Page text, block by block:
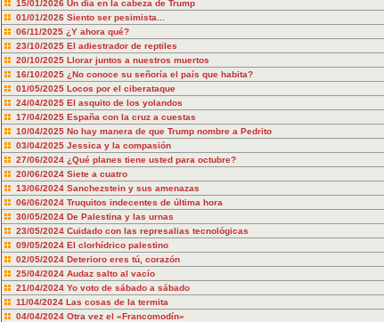
15/01/2026 Un día en la cabeza de Trump
01/01/2026 Siento ser pesimista...
06/11/2025 ¿Y ahora qué?
23/10/2025 El adiestrador de reptiles
20/10/2025 Llorar juntos a nuestros muertos
16/10/2025 ¿No conoce su señoría el país que habita?
01/05/2025 Locos por el ciberataque
24/04/2025 El asquito de los yolandos
17/04/2025 España con la cruz a cuestas
10/04/2025 No hay manera de que Trump nombre a Pedrito
03/04/2025 Jessica y la compasión
27/06/2024 ¿Qué planes tiene usted para octubre?
20/06/2024 Siete a cuatro
13/06/2024 Sanchezstein y sus amenazas
06/06/2024 Truquitos indecentes de última hora
30/05/2024 De Palestina y las urnas
23/05/2024 Cuidado con las represalias tecnológicas
09/05/2024 El clorhídrico palestino
02/05/2024 Deterioro eres tú, corazón
25/04/2024 Audaz salto al vacío
21/04/2024 Yo voto de sábado a sábado
11/04/2024 Las cosas de la termita
04/04/2024 Otra vez el «Francomodín»